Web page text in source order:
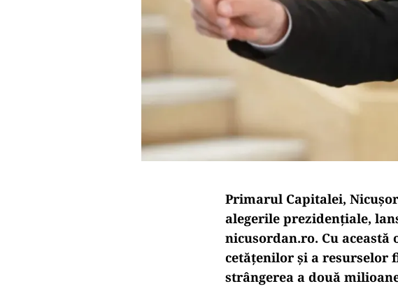
Primarul Capitalei,
alegerile prezidențiale,
nicusordan.ro. Cu
cetățenilor și a resurselor
strângerea a două